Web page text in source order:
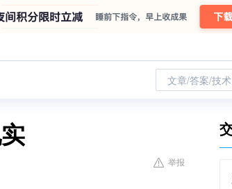
文章/答案/技
举报